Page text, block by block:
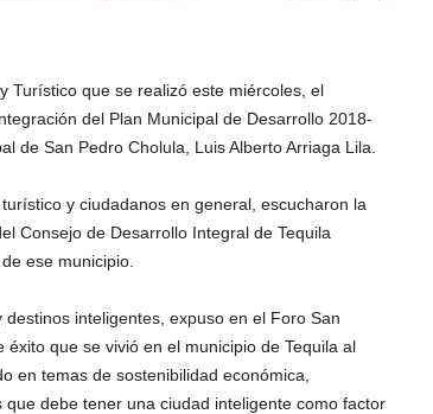
Turístico que se realizó este miércoles, el
del Plan Municipal de Desarrollo 2018-
de San Pedro Cholula, Luis Alberto Arriaga Lila.
y ciudadanos en general, escucharon la
Consejo de Desarrollo Integral de Tequila
ese municipio.
inteligentes, expuso en el Foro San
que se vivió en el municipio de Tequila al
en temas de sostenibilidad económica,
debe tener una ciudad inteligente como factor